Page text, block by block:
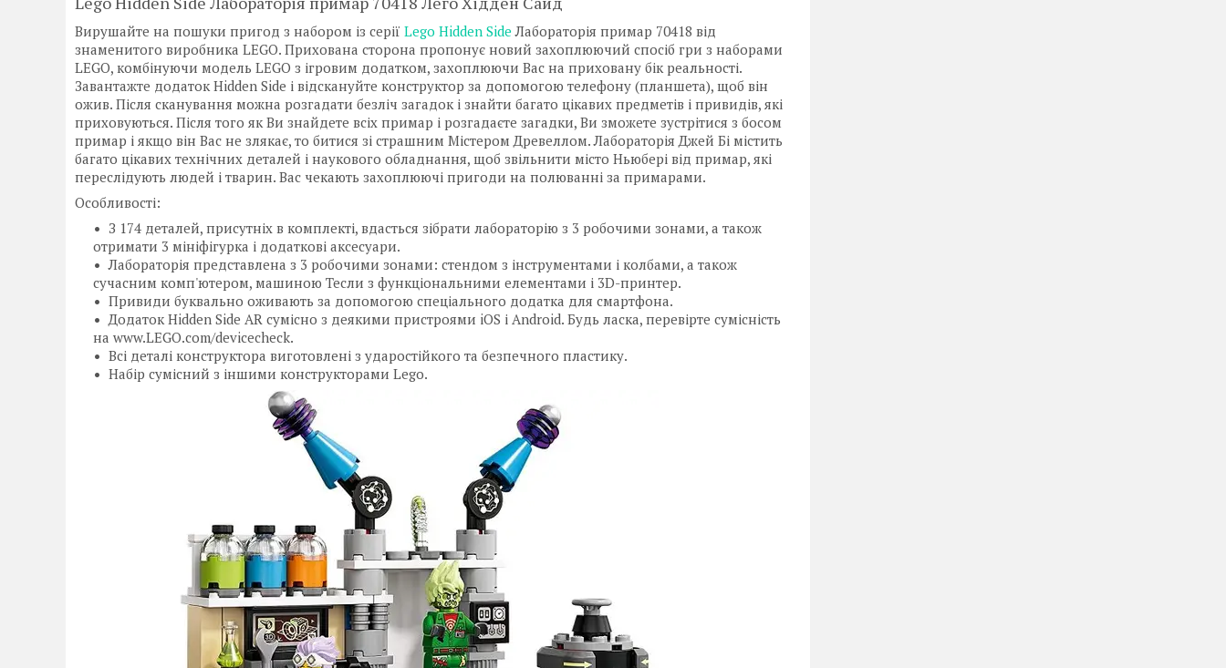
Вирушайте на пошуки пригод з набором із серії Lego Hidden Side Лабораторія примар 70418 від
знаменитого виробника LEGO. Прихована сторона пропонує новий захоплюючий спосіб гри з наборами
LEGO, комбінуючи модель LEGO з ігровим додатком, захоплюючи Вас на приховану бік реальності.
Завантажте додаток Hidden Side і відскануйте конструктор за допомогою телефону (планшета), щоб він
ожив. Після сканування можна розгадати безліч загадок і знайти багато цікавих предметів і привидів, які
приховуються. Після того як Ви знайдете всіх примар і розгадаєте загадки, Ви зможете зустрітися з босом
примар і якщо він Вас не злякає, то битися зі страшним Містером Древеллом. Лабораторія Джей Бі містить
багато цікавих технічних деталей і наукового обладнання, щоб звільнити місто Ньюбері від примар, які
переслідують людей і тварин. Вас чекають захоплюючі пригоди на полюванні за примарами.
Особливості:
З 174 деталей, присутніх в комплекті, вдасться зібрати лабораторію з 3 робочими зонами, а також
отримати 3 мініфігурка і додаткові аксесуари.
Лабораторія представлена з 3 робочими зонами: стендом з інструментами і колбами, а також
сучасним комп'ютером, машиною Тесли з функціональними елементами і 3D-принтер.
Привиди буквально оживають за допомогою спеціального додатка для смартфона.
Додаток Hidden Side AR сумісно з деякими пристроями iOS і Android. Будь ласка, перевірте сумісність
на www.LEGO.com/devicecheck.
Всі деталі конструктора виготовлені з ударостійкого та безпечного пластику.
Набір сумісний з іншими конструкторами Lego.